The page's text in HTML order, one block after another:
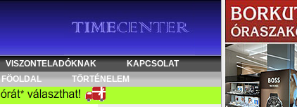
Timecenter
VISZONTELADÓKNAK
KAPCSOLAT
FÖOLDAL TÖRTÉNELEM